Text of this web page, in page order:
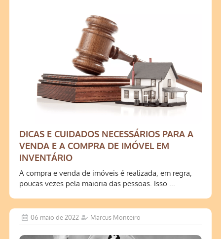
DICAS E CUIDADOS NECESSÁRIOS PARA A
VENDA E A COMPRA DE IMÓVEL EM
INVENTÁRIO
A compra e venda de imóveis é realizada, em regra,
poucas vezes pela maioria das pessoas. Isso ...
06 maio de 2022 Marcus Monteiro